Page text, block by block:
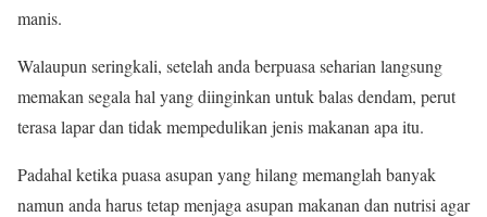
manis.
Walaupun seringkali, setelah anda berpuasa seharian langsung
memakan segala hal yang diinginkan untuk balas dendam, perut
terasa lapar dan tidak mempedulikan jenis makanan apa itu.
Padahal ketika puasa asupan yang hilang memanglah banyak
namun anda harus tetap menjaga asupan makanan dan nutrisi agar